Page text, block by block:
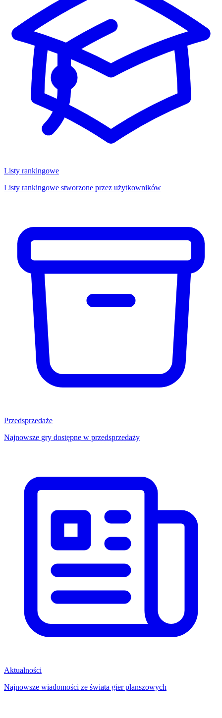
Listy rankingowe
Listy rankingowe stworzone przez użytkowników
Przedsprzedaże
Najnowsze gry dostępne w przedsprzedaży
Aktualności
Najnowsze wiadomości ze świata gier planszowych